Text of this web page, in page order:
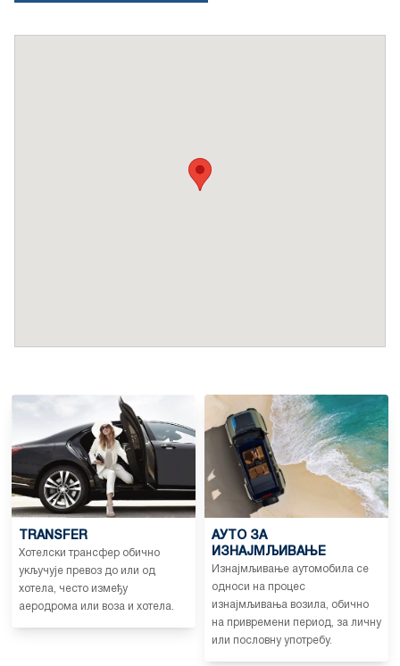
TRANSFER
Хотелски трансфер обично
укључује превоз до или од
хотела, често између
аеродрома или воза и хотела.
АУТО ЗА
ИЗНАЈМЉИВАЊЕ
Изнајмљивање аутомобила се
односи на процес
изнајмљивања возила, обично
на привремени период, за личну
или пословну употребу.